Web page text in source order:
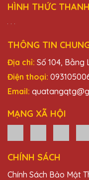
Mình đã đặt
Lê Thị Mai
Tặng Pha
về chất
Đặng Thị
27/11/2025
HÌNH THỨC
THÔNG TIN
Địa chỉ: Số 104, Bằng
Điện thoại:
Email:
MẠNG XÃ HỘI
CHÍNH SÁCH
Chính Sách Bảo Mật